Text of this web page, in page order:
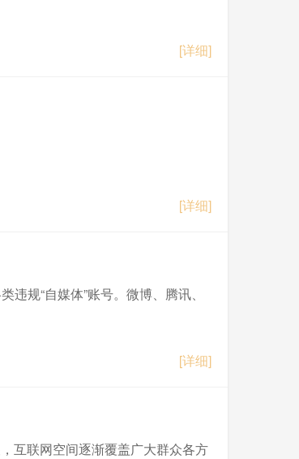
[详细]
[详细]
规“自媒体”账号。微博、腾讯、
[详细]
互联网空间逐渐覆盖广大群众各方